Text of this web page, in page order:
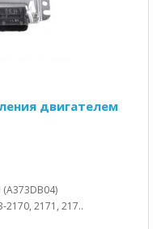
двигателем
2170, 2171, 217..